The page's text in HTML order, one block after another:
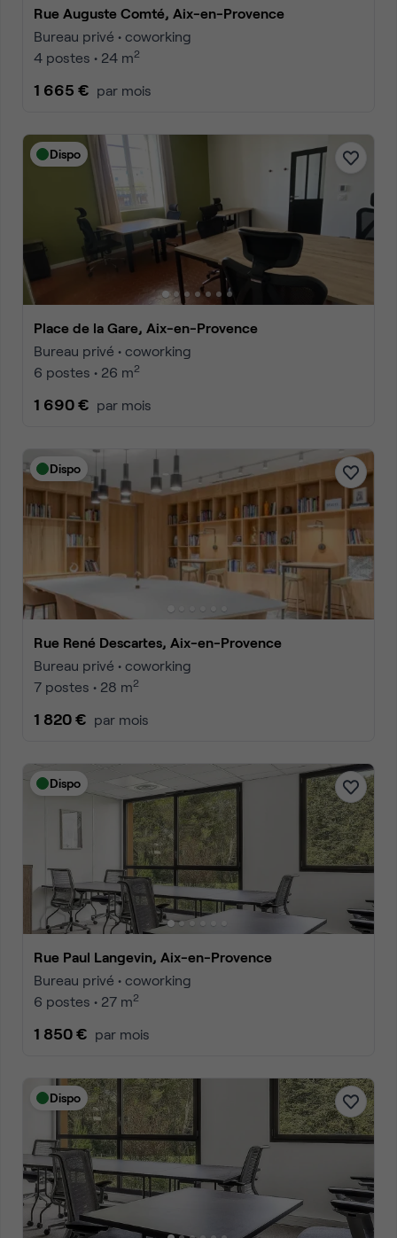
Rue Auguste Comté, Aix-en-Provence
Bureau privé • coworking
4 postes • 24 m2
1 665 € par mois
Dispo
Place de la Gare, Aix-en-Provence
Bureau privé • coworking
6 postes • 26 m2
1 690 € par mois
Dispo
Rue René Descartes, Aix-en-Provence
Bureau privé • coworking
7 postes • 28 m2
1 820 € par mois
Dispo
Rue Paul Langevin, Aix-en-Provence
Bureau privé • coworking
6 postes • 27 m2
1 850 € par mois
Dispo